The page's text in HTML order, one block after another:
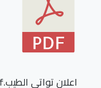
اعلان تواتي الطيب.pdf